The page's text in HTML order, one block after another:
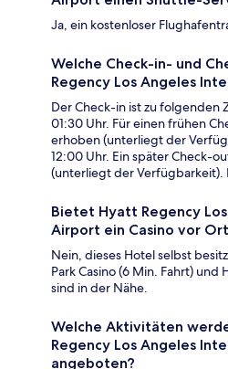
Ja, ein kostenloser
Welche Check-in- und
Regency Los Angeles
Der Check-in ist zu folgenden
01:30 Uhr. Für einen frühen
erhoben (unterliegt der
12:00 Uhr. Ein später Check-
(unterliegt der Verfügbarkeit).
Bietet Hyatt Regency
Airport ein Casino vor
Nein, dieses Hotel selbst
Park Casino (6 Min. Fahrt) und
sind in der Nähe.
Welche Aktivitäten
Regency Los Angeles
angeboten?